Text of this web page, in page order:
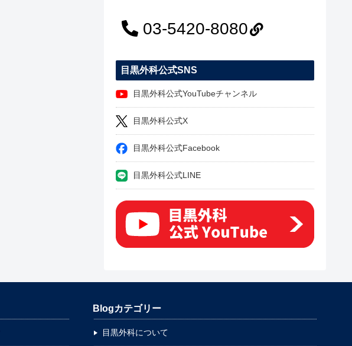
03-5420-8080
目黒外科公式SNS
目黒外科公式YouTubeチャンネル
目黒外科公式X
目黒外科公式Facebook
目黒外科公式LINE
Blogカテゴリー
目黒外科について